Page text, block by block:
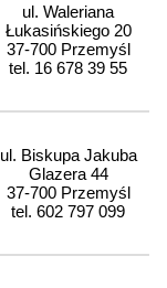
ul. Waleriana
Łukasińskiego 20
37-700 Przemyśl
tel. 16 678 39 55
ul. Biskupa Jakuba
Glazera 44
37-700 Przemyśl
tel. 602 797 099